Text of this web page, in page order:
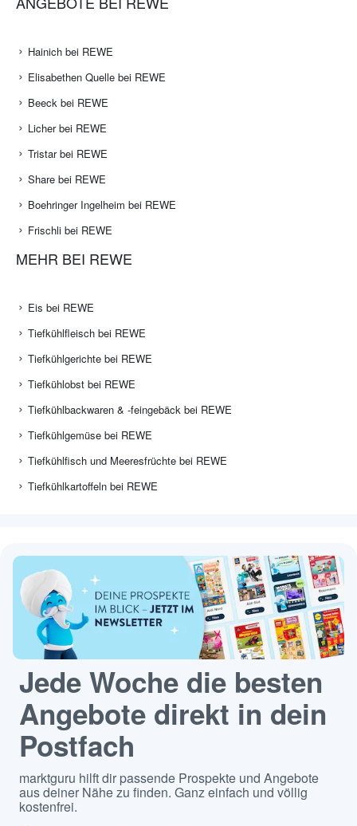
Hainich bei REWE
Elisabethen Quelle bei REWE
Beeck bei REWE
Licher bei REWE
Tristar bei REWE
Share bei REWE
Boehringer Ingelheim bei REWE
Frischli bei REWE
MEHR BEI REWE
Eis bei REWE
Tiefkühlfleisch bei REWE
Tiefkühlgerichte bei REWE
Tiefkühlobst bei REWE
Tiefkühlbackwaren & -feingebäck bei REWE
Tiefkühlgemüse bei REWE
Tiefkühlfisch und Meeresfrüchte bei REWE
Tiefkühlkartoffeln bei REWE
Jede Woche die besten
Angebote direkt in dein
Postfach
marktguru hilft dir passende Prospekte und Angebote
aus deiner Nähe zu finden. Ganz einfach und völlig
kostenfrei.